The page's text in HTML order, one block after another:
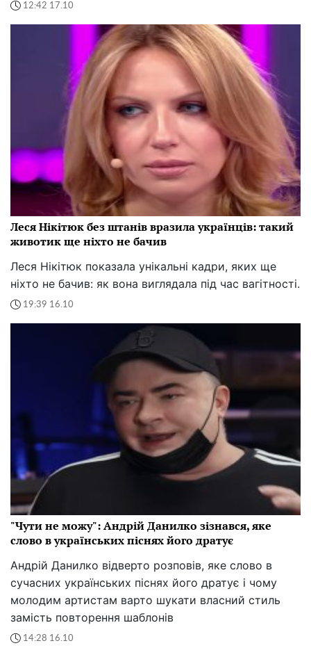
12:42 17.10
Леся Нікітюк без штанів вразила українців: такий
животик ще ніхто не бачив
Леся Нікітюк показала унікальні кадри, яких ще
ніхто не бачив: як вона виглядала під час вагітності.
19:39 16.10
"Чути не можу": Андрій Данилко зізнався, яке
слово в українських піснях його дратує
Андрій Данилко відверто розповів, яке слово в
сучасних українських піснях його дратує і чому
молодим артистам варто шукати власний стиль
замість повторення шаблонів
14:28 16.10